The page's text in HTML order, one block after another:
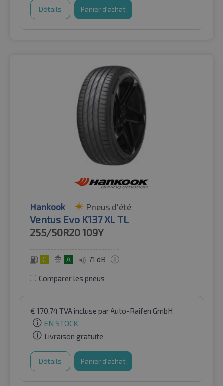
Détails Panier d'achat
Hankook Pneus d'été
Ventus Evo K137 XL TL
255/50R20109Y
C A 71 dB
Comparer les pneus
€ 170.74TVA incluse par Auto-Raifen GmbH
EN STOCK
Livraison gratuite
Détails Panier d'achat